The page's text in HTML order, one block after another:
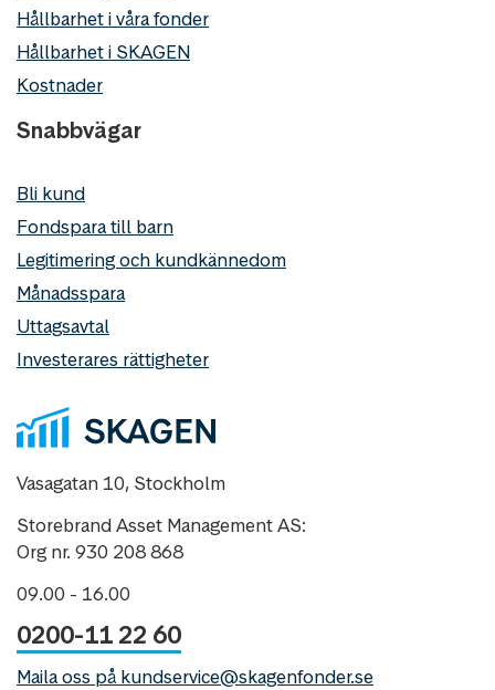
Hållbarhet i våra fonder
Hållbarhet i SKAGEN
Kostnader
Snabbvägar
Bli kund
Fondspara till barn
Legitimering och kundkännedom
Månadsspara
Uttagsavtal
Investerares rättigheter
Vasagatan 10, Stockholm
Storebrand Asset Management AS:
Org nr. 930 208 868
09.00 - 16.00
0200-11 22 60
Maila oss på kundservice@skagenfonder.se